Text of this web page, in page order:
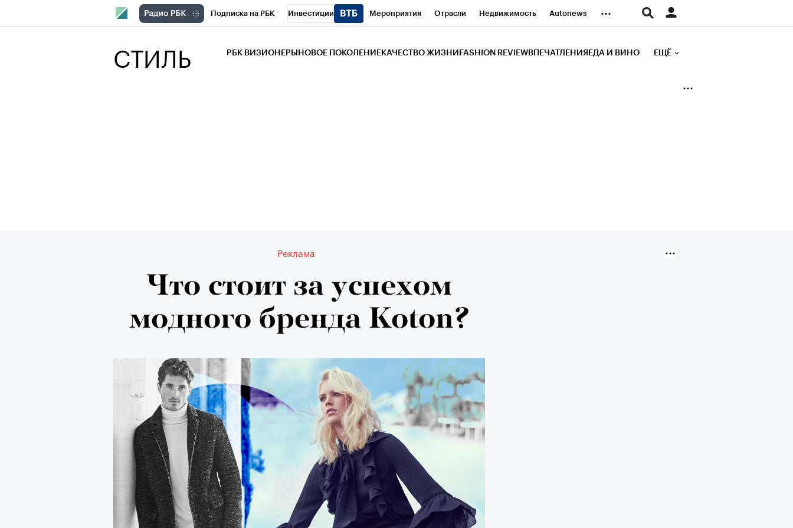
Подписка на РБК Инвестиции Мероприятия Отрасли Недвижимость Autonews ...
СТИЛЬ РБК ВИЗИОНЕРЫ НОВОЕ ПОКОЛЕНИЕ КАЧЕСТВО ЖИЗНИ FASHION REVIEW ВПЕЧАТЛЕНИЯ ЕДА И ВИНО ЕЩЁ
Реклама
Что стоит за успехом
модного бренда Koton?
Психология альпиниста:
почему трагедии не
останавливают от похода
в горы